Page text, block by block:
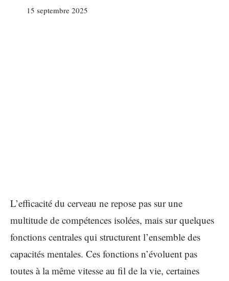
15 septembre 2025
L’efficacité du cerveau ne repose pas sur une
multitude de compétences isolées, mais sur quelques
fonctions centrales qui structurent l’ensemble des
capacités mentales. Ces fonctions n’évoluent pas
toutes à la même vitesse au fil de la vie, certaines